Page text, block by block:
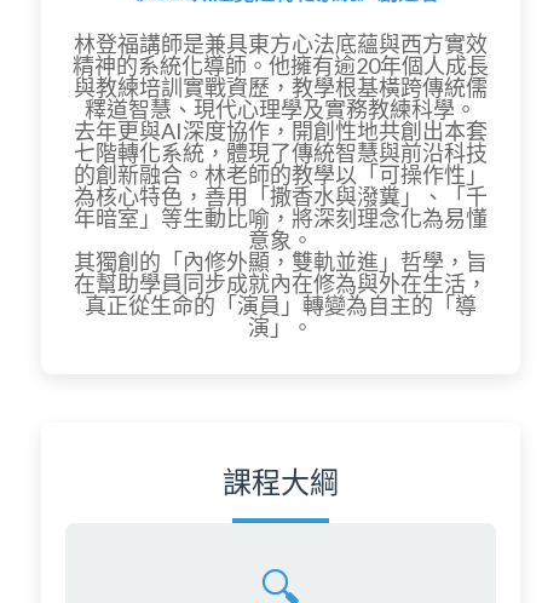
林登福講師是兼具東方心法底蘊與西方實效
精神的系統化導師。他擁有逾20年個人成長
與教練培訓實戰資歷，教學根基橫跨傳統儒
釋道智慧、現代心理學及實務教練科學。
去年更與AI深度協作，開創性地共創出本套
七階轉化系統，體現了傳統智慧與前沿科技
的創新融合。林老師的教學以「可操作性」
為核心特色，善用「撒香水與潑糞」、「千
年暗室」等生動比喻，將深刻理念化為易懂
意象。
其獨創的「內修外顯，雙軌並進」哲學，旨
在幫助學員同步成就內在修為與外在生活，
真正從生命的「演員」轉變為自主的「導
演」。
課程大綱
🔍